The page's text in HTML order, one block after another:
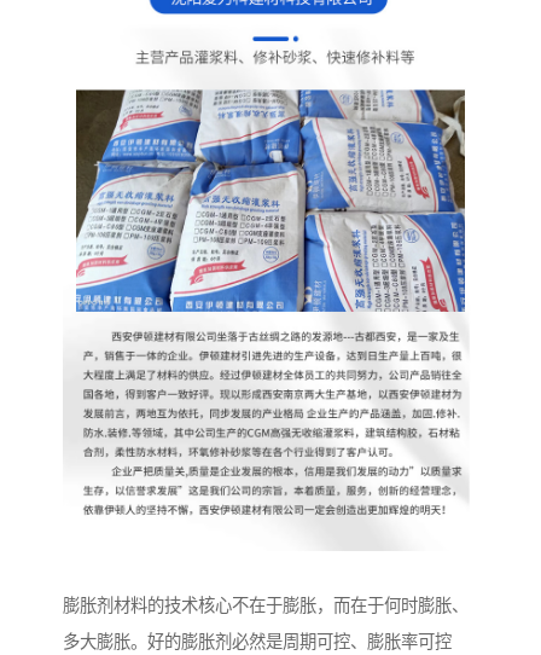
膨胀剂材料的技术核心不在于膨胀，而在于何时膨胀、
多大膨胀。好的膨胀剂必然是周期可控、膨胀率可控